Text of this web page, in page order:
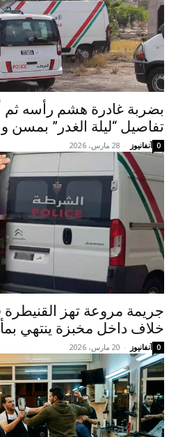
بضربة غادرة هشم رأسه ثم
تفاصيل “ليلة الغدر” بمسن
آنفانيوز - 28 مارس، 2026 0
جريمة مروعة تهز القنيطرة
خلاف داخل مخبزة ينتهي
آنفانيوز - 20 مارس، 2026 0